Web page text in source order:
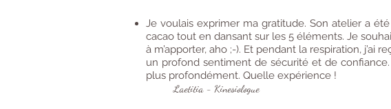
Je voulais exprimer ma gratitude. Son atelier a
cacao tout en dansant sur les 5 éléments. Je
à m’apporter, aho ;-). Et pendant la respiration, j’ai
un profond sentiment de sécurité et de
plus profondément. Quelle expérience !
Laetitia - Kinesiologue